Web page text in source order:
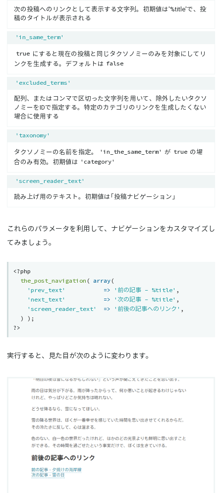
次の投稿へのリンクとして表示する文字列。初期値は’%title’で、投
稿のタイトルが表示される
'in_same_term'
true にすると現在の投稿と同じタクソノミーのみを対象にしてリ
ンクを生成する。デフォルトは false
'excluded_terms'
配列、またはコンマで区切った文字列を用いて、除外したいタクソ
ノミーをIDで指定する。特定のカテゴリのリンクを生成したくない
場合に使用する
'taxonomy'
タクソノミーの名前を指定。 'in_the_same_term' が true の場
合のみ有効。初期値は
'category'
'screen_reader_text'
読み上げ用のテキスト。初期値は「投稿ナビゲーション」
これらのパラメータを利用して、ナビゲーションをカスタマイズし
てみましょう。
<?php
the_post_navigation ( array(
'prev_text'
=> '前の記事 - %title' ,
'next_text'
=> '次の記事 - %title' ,
'screen_reader_text'
=> '前後の記事へのリンク' ,
)
) ;
?>
実行すると、見た目が次のように変わります。